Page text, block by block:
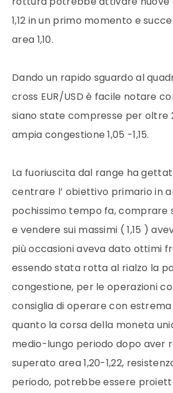
1,12 in un primo momento e
area 1,10.
Dando un rapido sguardo al
cross EUR/USD è facile notare
siano state compresse per oltre
ampia congestione 1,05 -1,15.
La fuoriuscita dal range ha
centrare l’ obiettivo primario in
pochissimo tempo fa, comprare
e vendere sui massimi ( 1,15 )
più occasioni aveva dato ottimi
essendo stata rotta al rialzo la
congestione, per le operazioni
consiglia di operare con
quanto la corsa della moneta
medio-lungo periodo dopo aver
superato area 1,20-1,22,
periodo, potrebbe essere